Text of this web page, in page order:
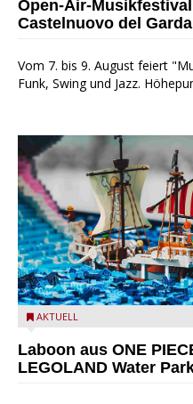
Open-Air-
Castelnuovo del Garda
Vom 7. bis 9. August feiert
Funk, Swing und Jazz.
Laboon aus ONE PIECE als
AKTUELL
Laboon aus ONE
LEGOLAND Water